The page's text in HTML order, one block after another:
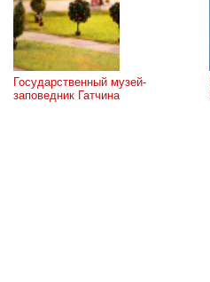
Государственный музей-
заповедник Гатчина